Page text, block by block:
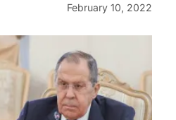
February 10, 2022